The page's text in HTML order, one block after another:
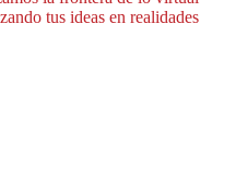
tus ideas en realidades